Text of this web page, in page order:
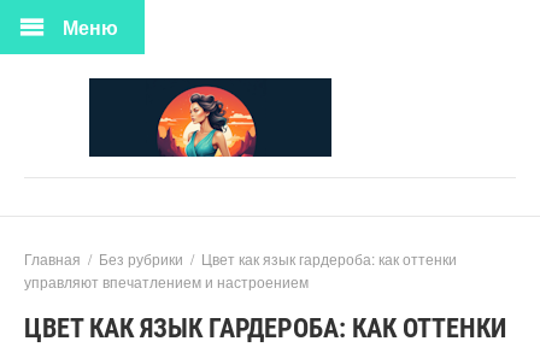
Меню
Главная / Без рубрики / Цвет как язык гардероба: как оттенки
управляют впечатлением и настроением
ЦВЕТ КАК ЯЗЫК ГАРДЕРОБА: КАК ОТТЕНКИ